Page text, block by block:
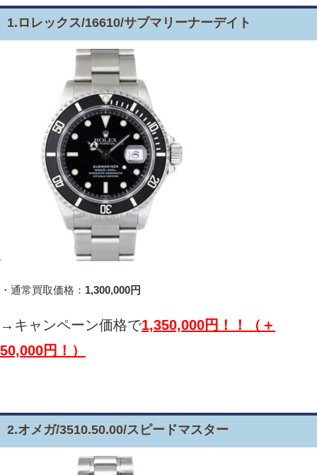
1.ロレックス/16610/サブマリーナーデイト
・通常買取価格： 1,300,000円
→キャンペーン価格で1,350,000円！！（＋
50,000円！）
2.オメガ/3510.50.00/スピードマスター